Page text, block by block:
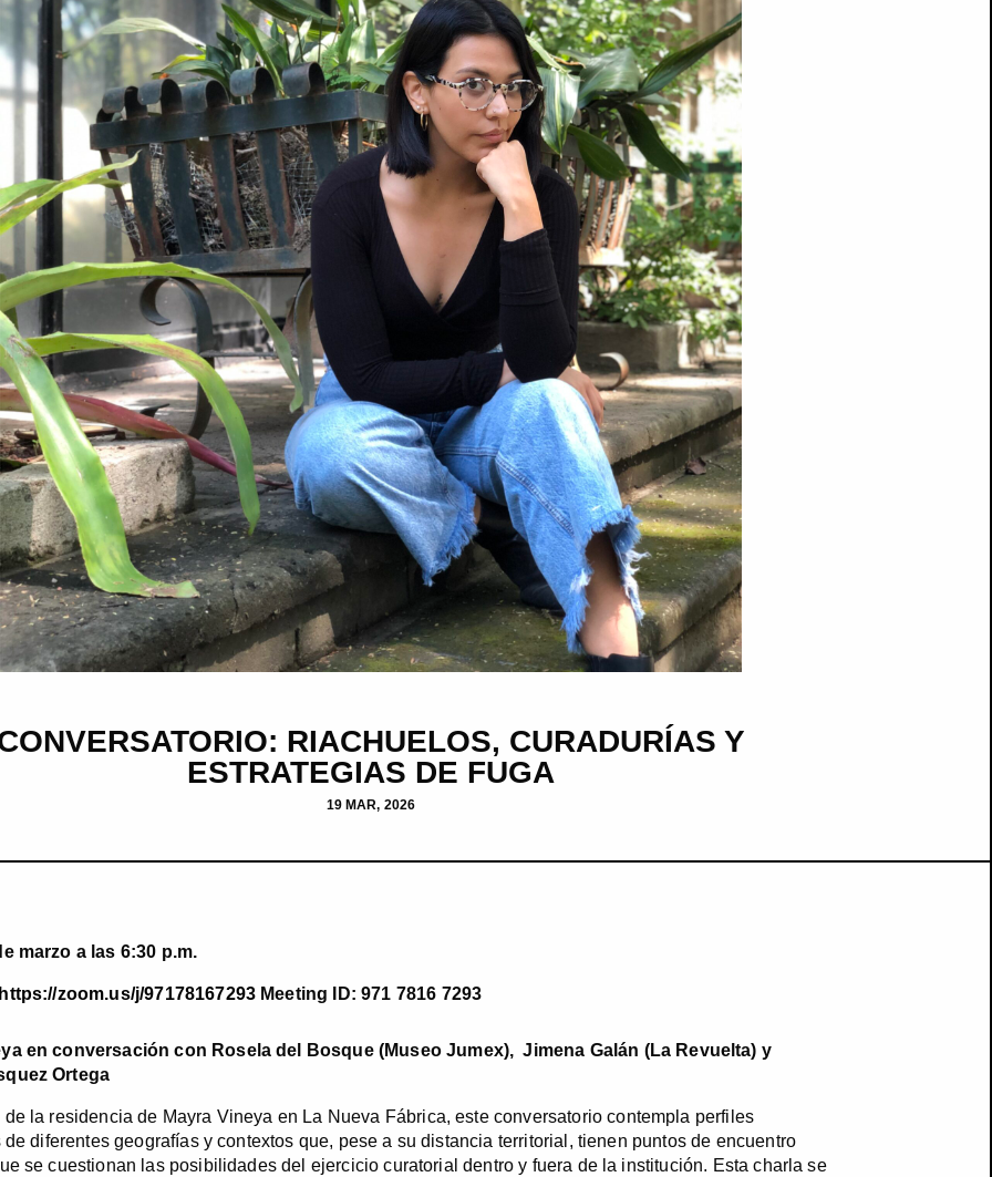
RIACHUELOS, CURADURÍAS Y
ESTRATEGIAS DE FUGA
19 MAR, 2026
marzo a las 6:30 p.m.
https://zoom.us/j/97178167293 Meeting ID: 971 7816 7293
en conversación con Rosela del Bosque (Museo Jumex), Jimena Galán (La Revuelta) y
Ortega
de la residencia de Mayra Vineya en La Nueva Fábrica, este conversatorio contempla perfiles
diferentes geografías y contextos que, pese a su distancia territorial, tienen puntos de encuentro
se cuestionan las posibilidades del ejercicio curatorial dentro y fuera de la institución. Esta charla se